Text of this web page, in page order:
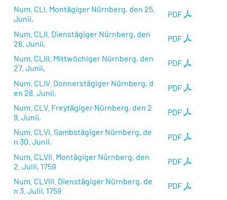
PDF
Num. CLI. Montägiger Nürnberg, den 25.
Junii,
PDF
Num. CLII. Dienstägiger Nürnberg, den
26. Junii,
PDF
Num. CLIII. Mittwöchiger Nürnberg, den
27. Junii,
PDF
Num. CLIV. Donnerstägiger Nürnberg, d
en 28. Junii,
PDF
Num. CLV. Freytägiger Nürnberg, den 2
9. Junii,
PDF
Num. CLVI. Sambstägiger Nürnberg, de
n 30. Junii,
PDF
Num. CLVII. Montägiger Nürnberg, den
2. Julii, 1759
PDF
Num. CLVIII. Dienstägiger Nürnberg, de
n 3. Julii, 1759